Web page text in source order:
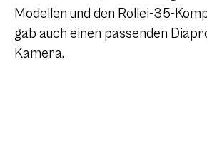
Modellen und den Rollei-35-
gab auch einen passenden
Kamera.